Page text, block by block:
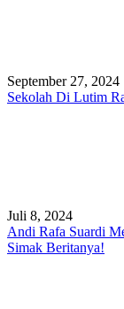
September 27, 2024
Sekolah Di Lutim
Juli 8, 2024
Andi Rafa Suardi
Simak Beritanya!